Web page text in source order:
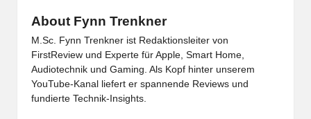
w
Kopfhörern
About Fynn Trenkner
M.Sc. Fynn Trenkner ist Redaktionsleiter von
FirstReview und Experte für Apple, Smart Home,
Audiotechnik und Gaming. Als Kopf hinter unserem
YouTube-Kanal liefert er spannende Reviews und
fundierte Technik-Insights.